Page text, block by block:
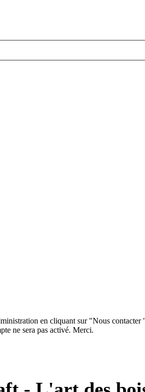
en cliquant sur "Nous
ne sera pas activé. Merci.